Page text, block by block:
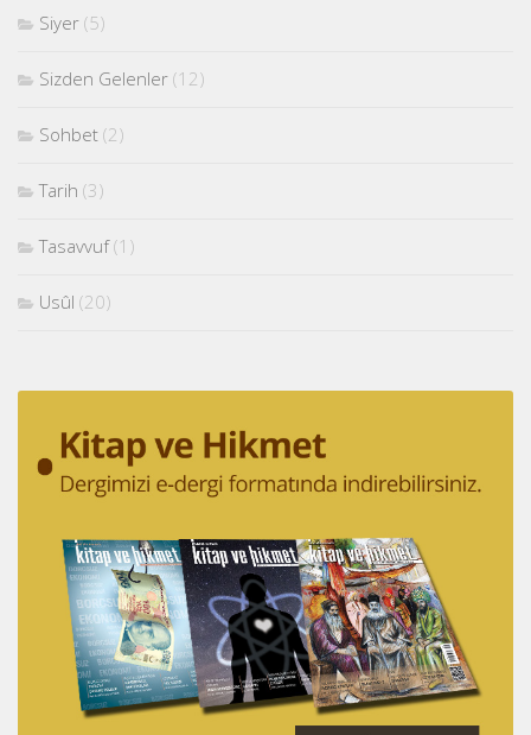
Siyer (5)
Sizden Gelenler (12)
Sohbet (2)
Tarih (3)
Tasavvuf(1)
Usûl (20)